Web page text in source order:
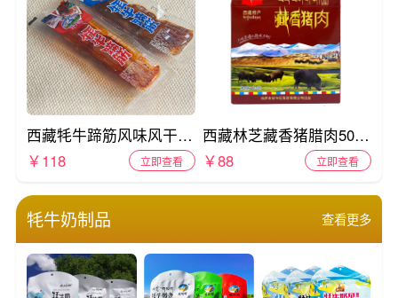
西藏牦牛蹄筋风味风干卤味香辣牛筋散称
￥118
立即查看
西藏林芝藏香猪腊肉500g礼盒装真空
￥88
立即查看
牦牛奶制品 查看更多